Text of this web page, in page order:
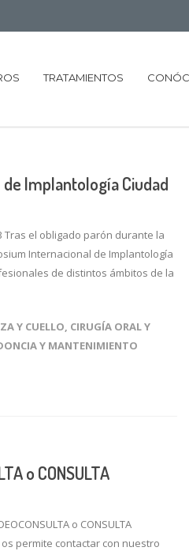
TRATAMIENTOS
Implantología Ciudad
el obligado parón durante la
Internacional de Implantología
de distintos ámbitos de la
Y CUELLO, CIRUGÍA ORAL Y
Y MANTENIMIENTO
o CONSULTA
o CONSULTA
os permite contactar con nuestro